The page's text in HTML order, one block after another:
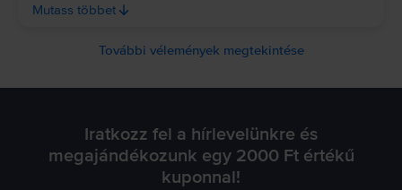
szavaidat, jó használatot kívánunk az új telefonhoz, reméljük,
Mutass többet
További vélemények megtekintése
Iratkozz fel a hírlevelünkre és
megajándékozunk egy 2000 Ft értékű
kuponnal!